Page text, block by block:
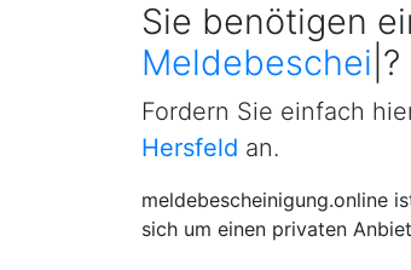
Sie benötigen
Fordern Sie einfach
Hersfeld an.
meldebescheinigung.online
sich um einen privaten